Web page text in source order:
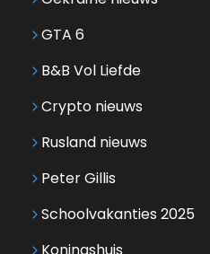
GTA 6
B&B Vol Liefde
Crypto nieuws
Rusland nieuws
Peter Gillis
Schoolvakanties 2025